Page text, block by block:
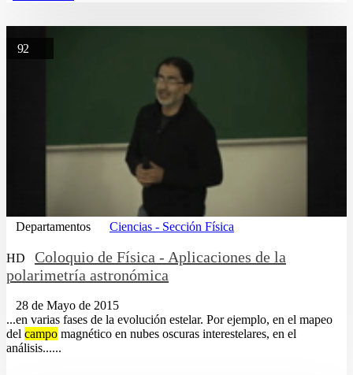
92
Departamentos Ciencias - Sección Física
HD
Coloquio de Física - Aplicaciones de la
polarimetría astronómica
28 de Mayo de 2015
...en varias fases de la evolución estelar. Por ejemplo, en el mapeo
del campo magnético en nubes oscuras interestelares, en el
análisis......